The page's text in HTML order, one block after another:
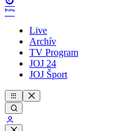
Live
Archív
TV Program
JOJ 24
JOJ Šport